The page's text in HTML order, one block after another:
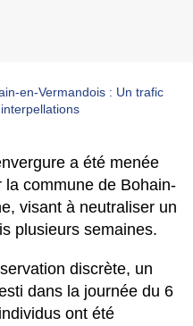
a été menée
la commune de Bohain-
visant à neutraliser un
plusieurs semaines.
discrète, un
dans la journée du 6
ont été